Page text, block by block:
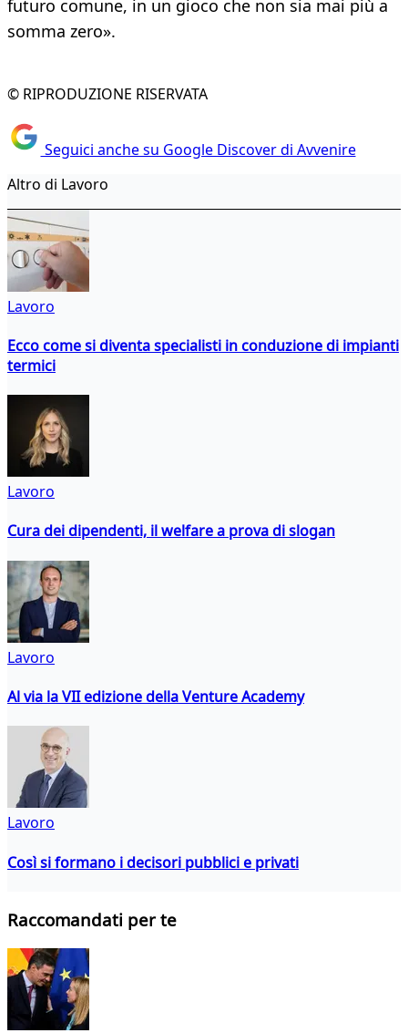
futuro comune, in un gioco che non sia mai più a
somma zero».
© RIPRODUZIONE RISERVATA
Seguici anche su Google Discover di Avvenire
Altro di Lavoro
Lavoro
Ecco come si diventa specialisti in conduzione di impianti
termici
Lavoro
Cura dei dipendenti, il welfare a prova di slogan
Lavoro
Al via la VII edizione della Venture Academy
Lavoro
Così si formano i decisori pubblici e privati
Raccomandati per te